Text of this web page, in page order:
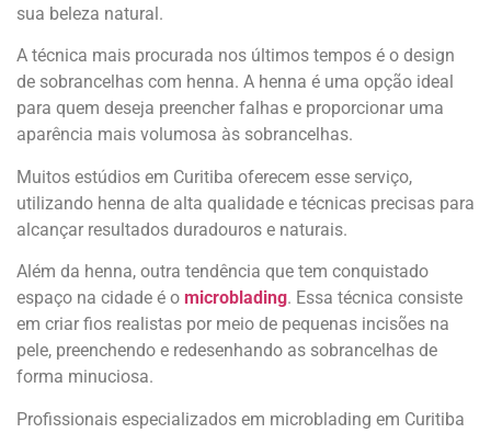
sua beleza natural.
A técnica mais procurada nos últimos tempos é o design
de sobrancelhas com henna. A henna é uma opção ideal
para quem deseja preencher falhas e proporcionar uma
aparência mais volumosa às sobrancelhas.
Muitos estúdios em Curitiba oferecem esse serviço,
utilizando henna de alta qualidade e técnicas precisas para
alcançar resultados duradouros e naturais.
Além da henna, outra tendência que tem conquistado
espaço na cidade é o microblading. Essa técnica consiste
em criar fios realistas por meio de pequenas incisões na
pele, preenchendo e redesenhando as sobrancelhas de
forma minuciosa.
Profissionais especializados em microblading em Curitiba